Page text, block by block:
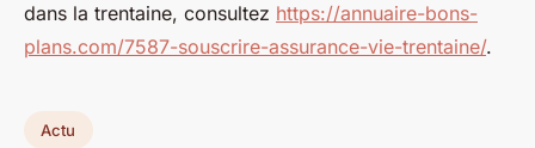
dans la trentaine, consultez https://annuaire-bons-
plans.com/7587-souscrire-assurance-vie-trentaine/.
Actu